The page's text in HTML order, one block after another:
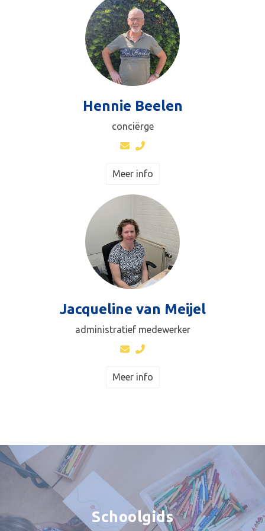
Hennie Beelen
conciërge
Meer info
Jacqueline van Meijel
administratief medewerker
Meer info
Schoolgids